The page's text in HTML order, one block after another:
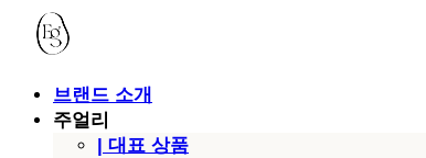
브랜드 소개
주얼리
| 대표 상품